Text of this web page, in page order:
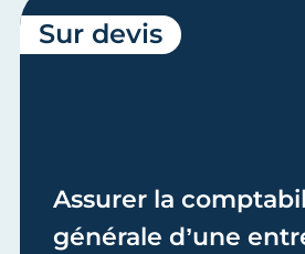
Assurer la
générale d’une
Sur devis